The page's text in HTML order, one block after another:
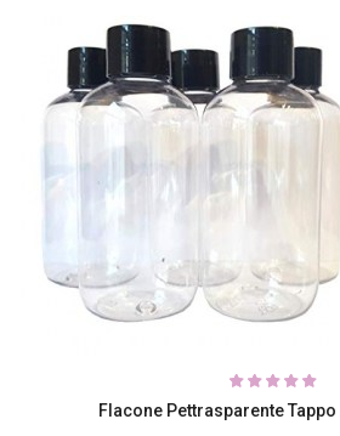
Flacone Pettrasparente Tappo